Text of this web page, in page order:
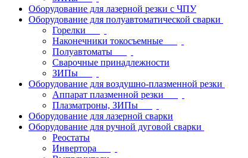
Оборудование для лазерной резки с ЧПУ
Оборудование для полуавтоматической сварки
Горелки
Наконечники токосъемные
Полуавтоматы
Сварочные принадлежности
ЗИПы
Оборудование для воздушно-плазменной резки
Аппарат плазменной резки
Плазматроны, ЗИПы
Оборудование для лазерной сварки
Оборудование для ручной дуговой сварки
Реостаты
Инвертора